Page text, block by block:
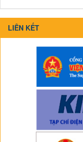
LIÊN KẾT